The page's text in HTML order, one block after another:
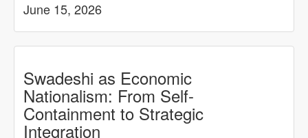
June 15, 2026
Swadeshi as Economic
Nationalism: From Self-
Containment to Strategic
Integration